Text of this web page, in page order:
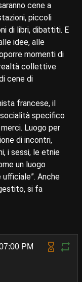
cene a
piccoli
di libri, dibattiti. E
idee, alle
momenti di
collettive
cene di
francese, il
socialità specifico
Luogo per
di incontri,
i sessi, le etnie
un luogo
Anche
si fa
PM